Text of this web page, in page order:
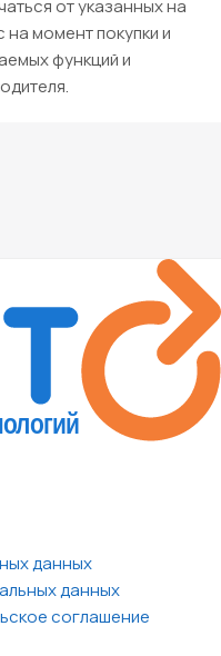
от указанных на
момент покупки и
функций и
данных
данных
соглашение